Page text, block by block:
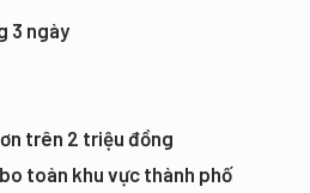
3 ngày
trên 2 triệu đồng
toàn khu vực thành phố